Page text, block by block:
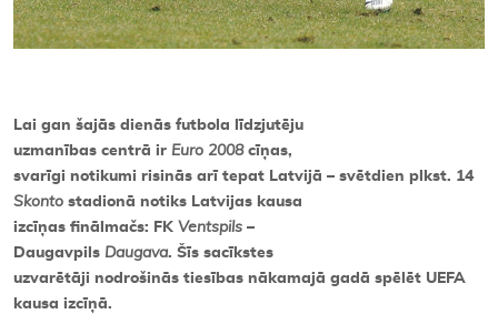
Lai gan šajās dienās futbola līdzjutēju
uzmanības centrā ir Euro 2008cīņas,
svarīgi notikumi risinās arī tepat Latvijā – svētdien plkst. 14
Skonto stadionā notiks Latvijas kausa
izcīņas finālmačs: FK Ventspils –
Daugavpils Daugava. Šīs sacīkstes
uzvarētāji nodrošinās tiesības nākamajā gadā spēlēt UEFA
kausa izcīņā.